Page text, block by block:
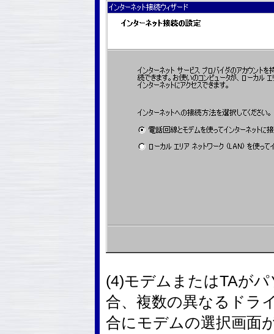
(4)モデムまたはTAが
合、複数の異なるドラ
合にモデムの選択画面